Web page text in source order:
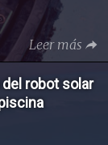
Leer más
robot solar